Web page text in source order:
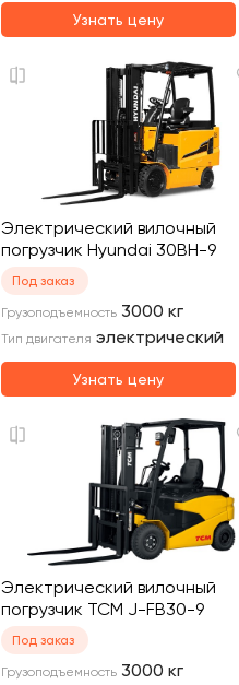
Узнать цену
Электрический вилочный
погрузчик Hyundai 30BH-9
Под заказ
Грузоподъемность 3000 кг
Тип двигателя электрический
Узнать цену
Электрический вилочный
погрузчик TCM J-FB30-9
Под заказ
Грузоподъемность 3000 кг